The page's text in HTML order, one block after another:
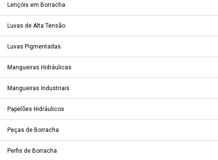
Lençóis em Borracha
Luvas de Alta Tensão
Luvas Pigmentadas
Mangueiras Hidráulicas
Mangueiras Industriais
Papelões Hidráulicos
Peças de Borracha
Perfis de Borracha